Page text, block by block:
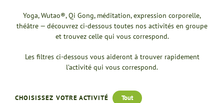
Yoga, Wutao®, Qi Gong, méditation, expression corporelle,
théâtre — découvrez ci-dessous toutes nos activités en groupe
et trouvez celle qui vous correspond.
Les filtres ci-dessous vous aideront à trouver rapidement
l’activité qui vous correspond.
CHOISISSEZ VOTRE ACTIVITÉ
Tout